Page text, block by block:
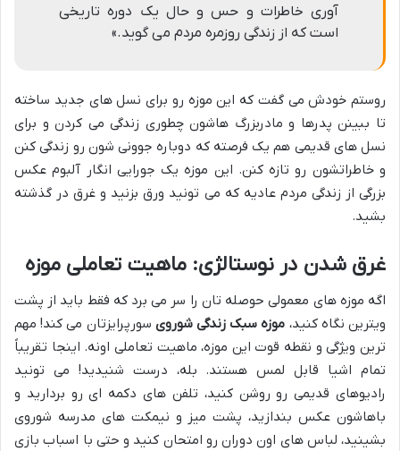
آوری خاطرات و حس و حال یک دوره تاریخی
است که از زندگی روزمره مردم می گوید.»
روستم خودش می گفت که این موزه رو برای نسل های جدید ساخته
تا ببینن پدرها و مادربزرگ هاشون چطوری زندگی می کردن و برای
نسل های قدیمی هم یک فرصته که دوباره جوونی شون رو زندگی کنن
و خاطراتشون رو تازه کنن. این موزه یک جورایی انگار آلبوم عکس
بزرگی از زندگی مردم عادیه که می تونید ورق بزنید و غرق در گذشته
بشید.
غرق شدن در نوستالژی: ماهیت تعاملی موزه
اگه موزه های معمولی حوصله تان را سر می برد که فقط باید از پشت
ویترین نگاه کنید، موزه سبک زندگی شوروی سورپرایزتان می کند! مهم
ترین ویژگی و نقطه قوت این موزه، ماهیت تعاملی اونه. اینجا تقریباً
تمام اشیا قابل لمس هستند. بله، درست شنیدید! می تونید
رادیوهای قدیمی رو روشن کنید، تلفن های دکمه ای رو بردارید و
باهاشون عکس بندازید، پشت میز و نیمکت های مدرسه شوروی
بشینید، لباس های اون دوران رو امتحان کنید و حتی با اسباب بازی